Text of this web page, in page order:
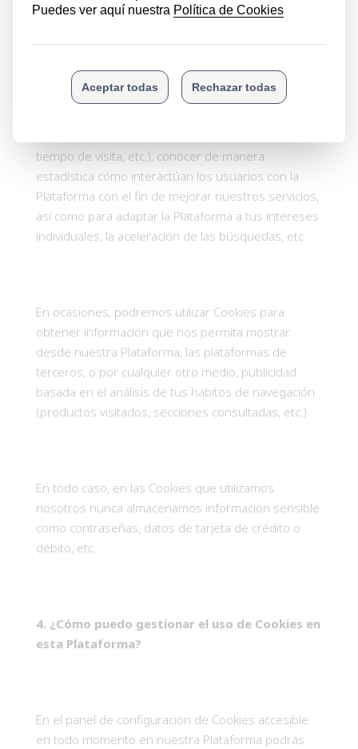
La información recogida en las Cookies nos permite,
además, mejorar nuestra Plataforma mediante
tiempo de visita, etc.), conocer de manera
estadística cómo interactúan los usuarios con la
Plataforma con el fin de mejorar nuestros servicios,
así como para adaptar la Plataforma a tus intereses
individuales, la aceleración de las búsquedas, etc.
En ocasiones, podremos utilizar Cookies para
obtener información que nos permita mostrar
desde nuestra Plataforma, las plataformas de
terceros, o por cualquier otro medio, publicidad
basada en el análisis de tus hábitos de navegación
(productos visitados, secciones consultadas, etc.).
En todo caso, en las Cookies que utilizamos
nosotros nunca almacenamos información sensible
como contraseñas, datos de tarjeta de crédito o
débito, etc.
4. ¿Cómo puedo gestionar el uso de Cookies en
esta Plataforma?
En el panel de configuración de Cookies accesible
en todo momento en nuestra Plataforma podrás